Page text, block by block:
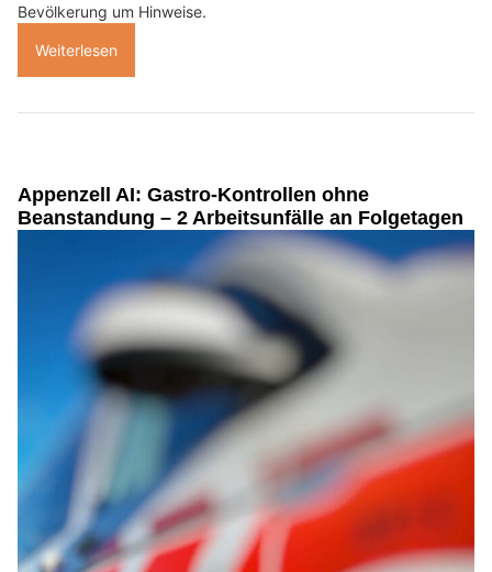
Bevölkerung um Hinweise.
Weiterlesen
Appenzell AI: Gastro-Kontrollen ohne
Beanstandung – 2 Arbeitsunfälle an Folgetagen